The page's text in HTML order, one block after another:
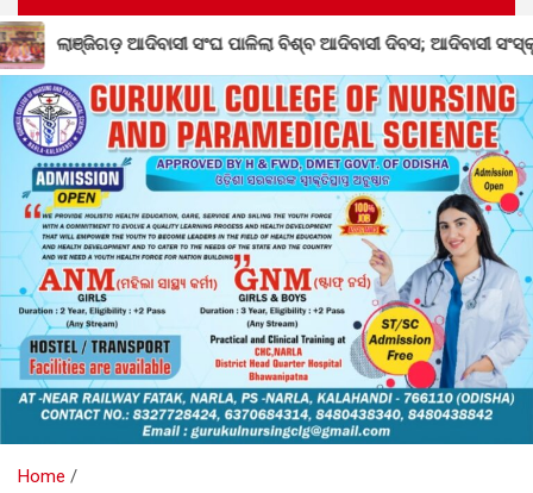
ସଂଘ ପାଳିଲା ବିଶ୍ବ ଆଦିବାସୀ ଦିବସ; ଆଦିବାସୀ ସଂସ୍କୃତି ରକ୍ଷା ଉପରେ
Home